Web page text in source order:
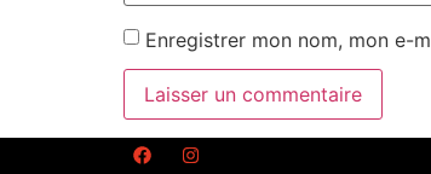
Enregistrer mon nom, mon e-
Alternative: